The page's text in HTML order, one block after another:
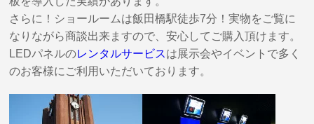
さらに！ショールームは飯田橋駅徒歩7分！実物をご覧に
なりながら商談出来ますので、安心してご購入頂けます。
LEDパネルのレンタルサービスは展示会やイベントで多く
のお客様にご利用いただいております。